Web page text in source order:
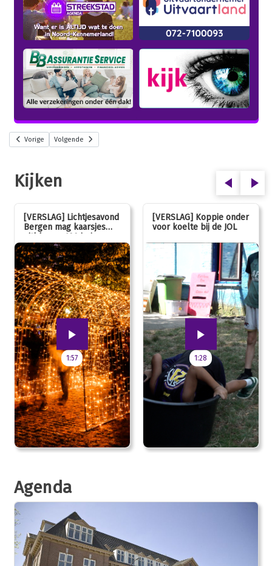
Vorige Volgende
Kijken
[VERSLAG] Lichtjesavond
Bergen mag kaarsjes
uitblazen: 100 jarig
jubileum!
1:57
[VERSLAG] Koppie onder
voor koelte bij de JOL
1:28
Agenda